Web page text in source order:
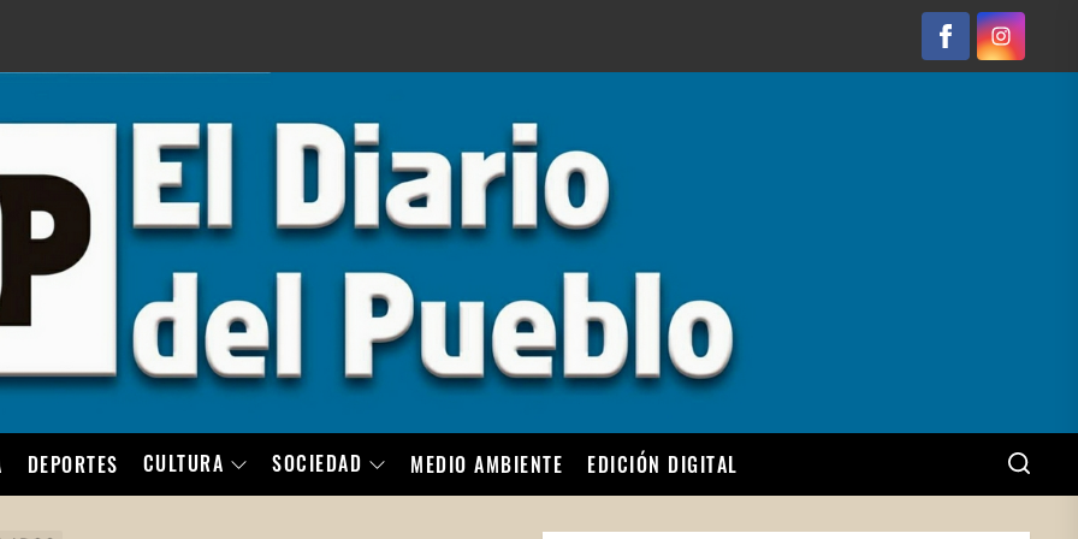
FacebookInstagram
DEPORTES CULTURA SOCIEDAD MEDIO AMBIENTE EDICIÓN DIGITAL